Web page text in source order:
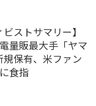
ビストサマリー】
量販最大手「ヤマ
保有、米ファン
食指